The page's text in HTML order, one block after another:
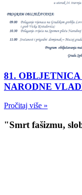
81.
NARODNE
Pročitaj više »
"Smrt fašizmu,